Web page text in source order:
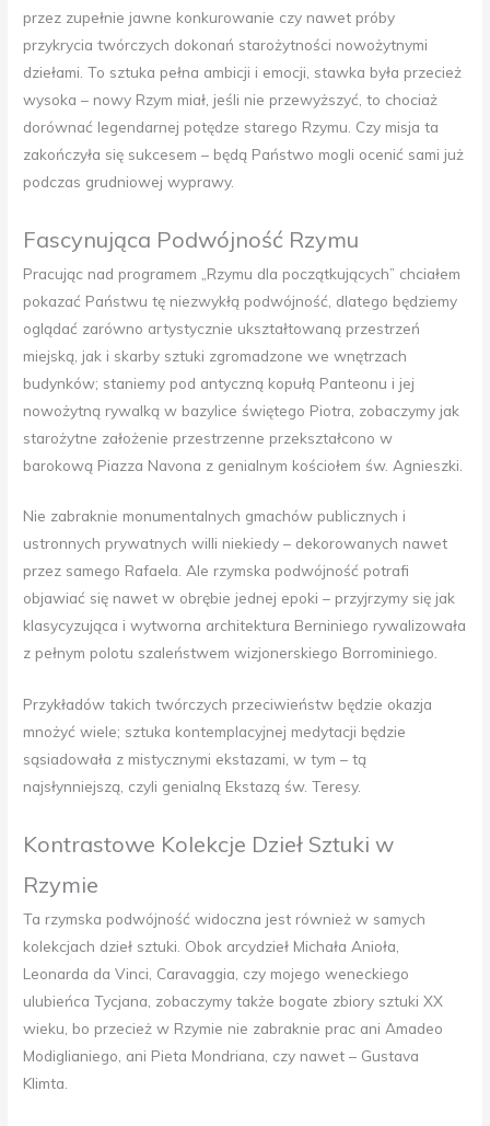
przez zupełnie jawne konkurowanie czy nawet próby
przykrycia twórczych dokonań starożytności nowożytnymi
dziełami. To sztuka pełna ambicji i emocji, stawka była przecież
wysoka – nowy Rzym miał, jeśli nie przewyższyć, to chociaż
dorównać legendarnej potędze starego Rzymu. Czy misja ta
zakończyła się sukcesem – będą Państwo mogli ocenić sami już
podczas grudniowej wyprawy.
Fascynująca Podwójność Rzymu
Pracując nad programem „Rzymu dla początkujących” chciałem
pokazać Państwu tę niezwykłą podwójność, dlatego będziemy
oglądać zarówno artystycznie ukształtowaną przestrzeń
miejską, jak i skarby sztuki zgromadzone we wnętrzach
budynków; staniemy pod antyczną kopułą Panteonu i jej
nowożytną rywalką w bazylice świętego Piotra, zobaczymy jak
starożytne założenie przestrzenne przekształcono w
barokową Piazza Navona z genialnym kościołem św. Agnieszki.
Nie zabraknie monumentalnych gmachów publicznych i
ustronnych prywatnych willi niekiedy – dekorowanych nawet
przez samego Rafaela. Ale rzymska podwójność potrafi
objawiać się nawet w obrębie jednej epoki – przyjrzymy się jak
klasycyzująca i wytworna architektura Berniniego rywalizowała
z pełnym polotu szaleństwem wizjonerskiego Borrominiego.
Przykładów takich twórczych przeciwieństw będzie okazja
mnożyć wiele; sztuka kontemplacyjnej medytacji będzie
sąsiadowała z mistycznymi ekstazami, w tym – tą
najsłynniejszą, czyli genialną Ekstazą św. Teresy.
Kontrastowe Kolekcje Dzieł Sztuki w
Rzymie
Ta rzymska podwójność widoczna jest również w samych
kolekcjach dzieł sztuki. Obok arcydzieł Michała Anioła,
Leonarda da Vinci, Caravaggia, czy mojego weneckiego
ulubieńca Tycjana, zobaczymy także bogate zbiory sztuki XX
wieku, bo przecież w Rzymie nie zabraknie prac ani Amadeo
Modiglianiego, ani Pieta Mondriana, czy nawet – Gustava
Klimta.